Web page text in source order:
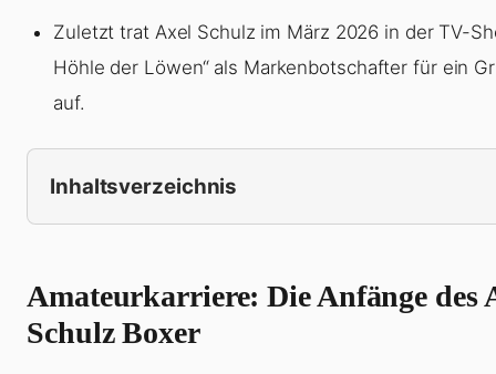
Zuletzt trat Axel Schulz im März 2026 in der TV-
Höhle der Löwen“ als Markenbotschafter für ein
auf.
Inhaltsverzeichnis
Amateurkarriere: Die Anfänge des
Schulz Boxer